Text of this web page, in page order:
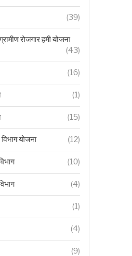
(39)
रोजगार हमी योजना
(43)
(16)
(1)
(15)
योजना (12)
(10)
(4)
(1)
(4)
(9)